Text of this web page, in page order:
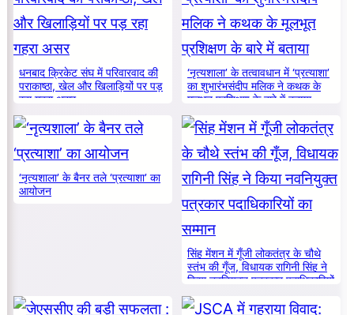
धनबाद क्रिकेट संघ में परिवारवाद की
पराकाष्ठा, खेल और खिलाड़ियों पर पड़
रहा गहरा असर
‘नृत्यशाला’ के तत्वावधान में ‘प्रत्याशा’
का शुभारंभसंदीप मलिक ने कथक के
मूलभूत प्रशिक्षण के बारे में बताया
‘नृत्यशाला’ के बैनर तले ‘प्रत्याशा’ का
आयोजन
सिंह मेंशन में गूँजी लोकतंत्र के चौथे
स्तंभ की गूँज, विधायक रागिनी सिंह ने
किया नवनियुक्त पत्रकार पदाधिकारियों
का सम्मान